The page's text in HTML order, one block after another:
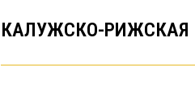
КАЛУЖСКО-РИЖСКАЯ